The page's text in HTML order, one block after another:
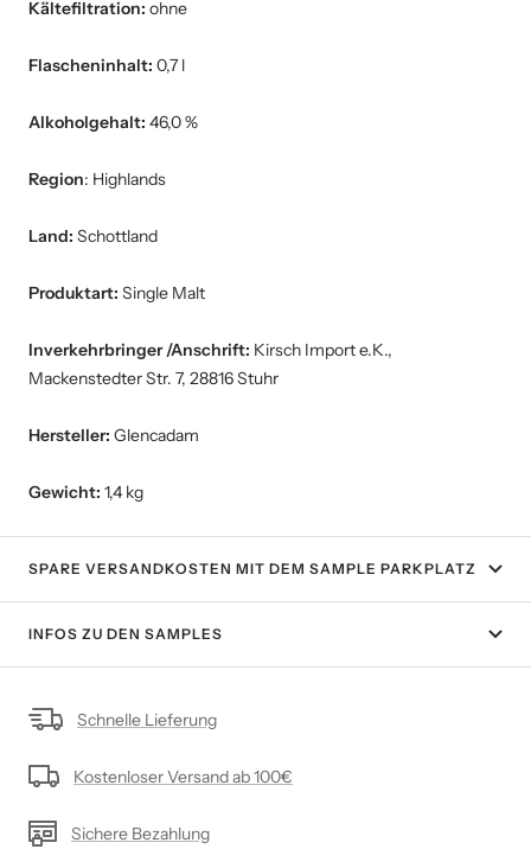
Kältefiltration: ohne
Flascheninhalt: 0,7 l
Alkoholgehalt: 46,0 %
Region: Highlands
Land: Schottland
Produktart: Single Malt
Inverkehrbringer /Anschrift: Kirsch Import e.K.,
Mackenstedter Str. 7, 28816 Stuhr
Hersteller: Glencadam
Gewicht: 1,4 kg
SPARE VERSANDKOSTEN MIT DEM SAMPLE PARKPLATZ
INFOS ZU DEN SAMPLES
Schnelle Lieferung
Kostenloser Versand ab 100€
Sichere Bezahlung